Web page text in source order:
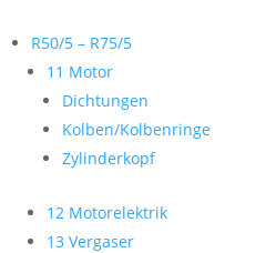
R50/5 – R75/5
11 Motor
Dichtungen
Kolben/Kolbenringe
Zylinderkopf
12 Motorelektrik
13 Vergaser